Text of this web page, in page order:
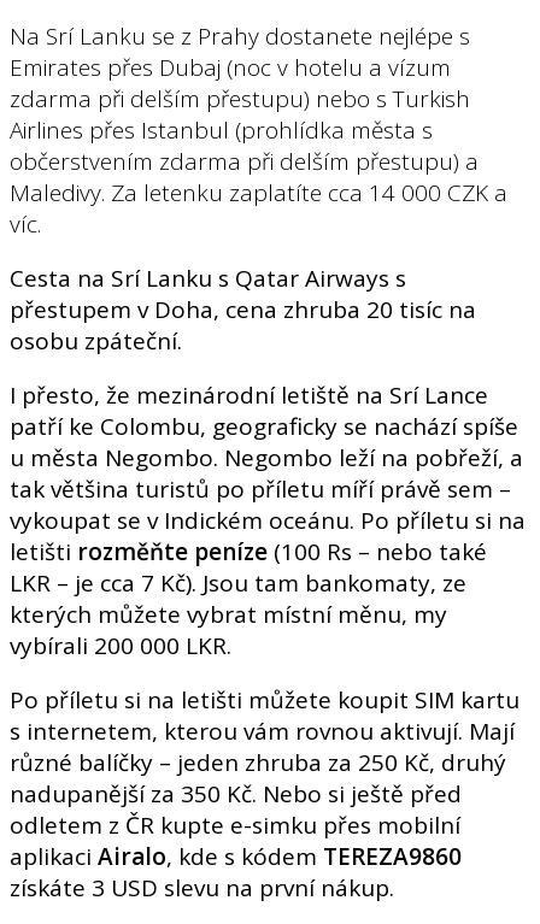
Na Srí Lanku se z Prahy dostanete nejlépe s
Emirates přes Dubaj (noc v hotelu a vízum
zdarma při delším přestupu) nebo s Turkish
Airlines přes Istanbul (prohlídka města s
občerstvením zdarma při delším přestupu) a
Maledivy. Za letenku zaplatíte cca 14 000 CZK a
víc.
Cesta na Srí Lanku s Qatar Airways s
přestupem v Doha, cena zhruba 20 tisíc na
osobu zpáteční.
I přesto, že mezinárodní letiště na Srí Lance
patří ke Colombu, geograficky se nachází spíše
u města Negombo. Negombo leží na pobřeží, a
tak většina turistů po příletu míří právě sem –
vykoupat se v Indickém oceánu. Po příletu si na
letišti rozměňte peníze (100 Rs – nebo také
LKR – je cca 7 Kč). Jsou tam bankomaty, ze
kterých můžete vybrat místní měnu, my
vybírali 200 000 LKR.
Po příletu si na letišti můžete koupit SIM kartu
s internetem, kterou vám rovnou aktivují. Mají
různé balíčky – jeden zhruba za 250 Kč, druhý
nadupanější za 350 Kč. Nebo si ještě před
odletem z ČR kupte e-simku přes mobilní
aplikaci Airalo, kde s kódem TEREZA9860
získáte 3 USD slevu na první nákup.